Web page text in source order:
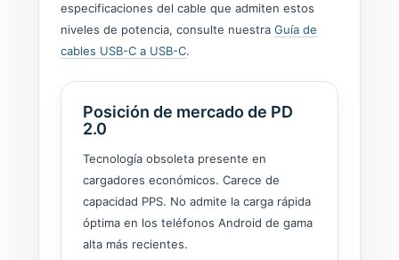
especificaciones del cable que admiten estos
niveles de potencia, consulte nuestra Guía de
cables USB-C a USB-C.
Posición de mercado de PD
2.0
Tecnología obsoleta presente en
cargadores económicos. Carece de
capacidad PPS. No admite la carga rápida
óptima en los teléfonos Android de gama
alta más recientes.